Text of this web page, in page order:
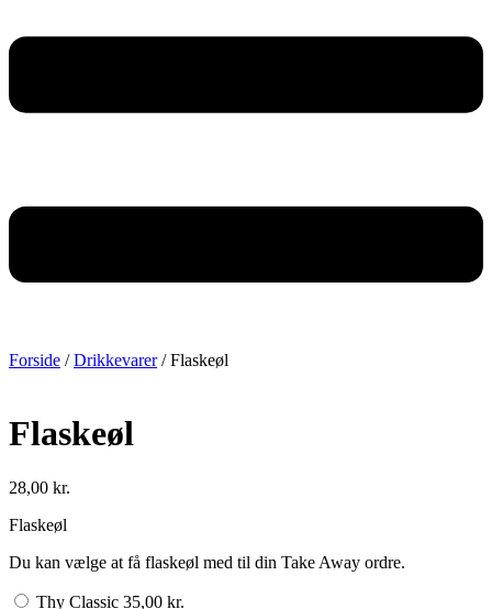
Forside /Drikkevarer/ Flaskeøl
Flaskeøl
28,00 kr.
Flaskeøl
Du kan vælge at få flaskeøl med til din Take Away ordre.
Thy Classic 35,00 kr.